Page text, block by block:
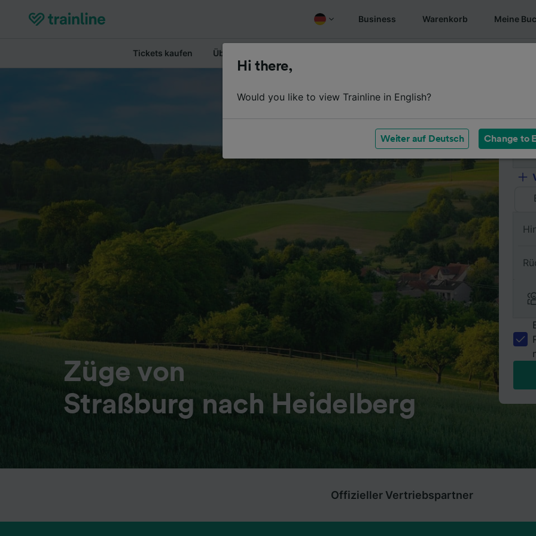
Business Warenkorb Meine
Tickets kaufen Überblick
Züge von
Straßburg nach Heidelberg
Offizieller Vertriebspartner
Hi there,
Would you like to view Trainline in English?
Weiter auf Deutsch Change to